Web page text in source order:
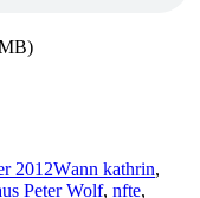
2012Wann kathrin,
Peter Wolf, nfte,